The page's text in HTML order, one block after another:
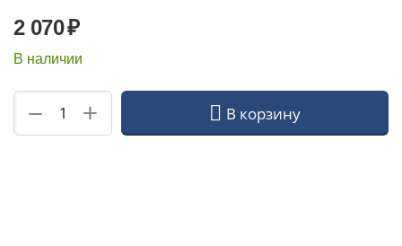
2 070₽
В наличии
+
− В корзину